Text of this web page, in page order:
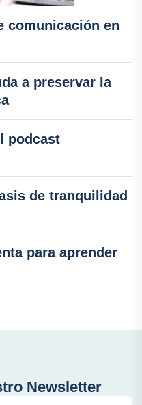
comunicación en
a preservar la
podcast
de tranquilidad
para aprender
Newsletter